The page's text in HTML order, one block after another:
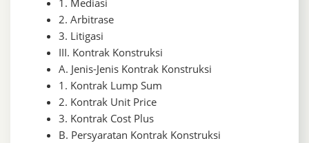
2. Arbitrase
3. Litigasi
III. Kontrak Konstruksi
A. Jenis-Jenis Kontrak Konstruksi
1. Kontrak Lump Sum
2. Kontrak Unit Price
3. Kontrak Cost Plus
B. Persyaratan Kontrak Konstruksi